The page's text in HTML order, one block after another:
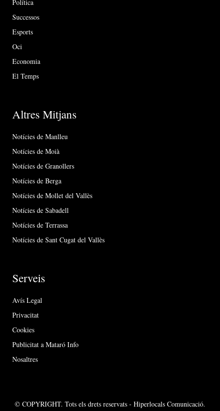
Política
Successos
Esports
Oci
Economia
El Temps
Altres Mitjans
Notícies de Manlleu
Notícies de Moià
Notícies de Granollers
Notícies de Berga
Notícies de Mollet del Vallès
Notícies de Sabadell
Notícies de Terrassa
Notícies de Sant Cugat del Vallès
Serveis
Avís Legal
Privacitat
Cookies
Publicitat a Mataró Info
Nosaltres
© COPYRIGHT. Tots els drets reservats - Hiperlocals Comunicació.